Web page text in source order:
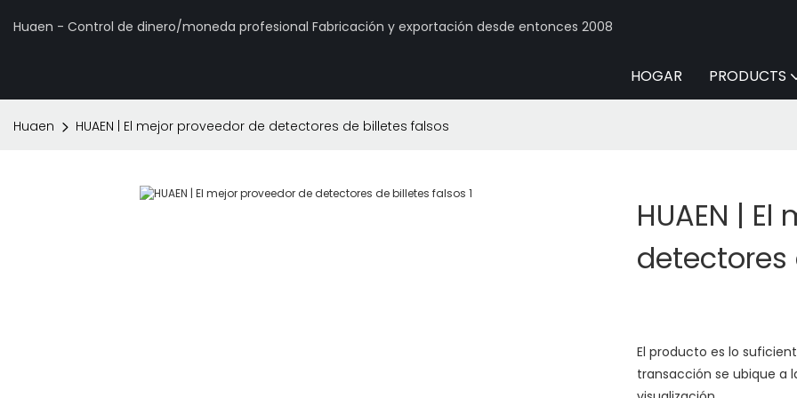
Huaen - Control de dinero/moneda profesional Fabricación y exportación desde entonces 2008
HOGAR PRODUCTS
Huaen HUAEN | El mejor proveedor de detectores de billetes falsos
HUAEN |
detectores
El producto es lo
transacción se ubique a